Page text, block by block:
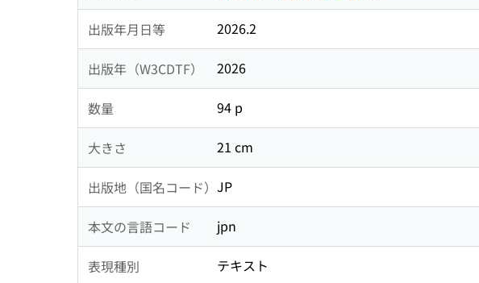
出版年月日等 2026.2
出版年（W3CDTF） 2026
数量 94 p
大きさ 21 cm
出版地（国名コード） JP
本文の言語コード jpn
表現種別 テキスト